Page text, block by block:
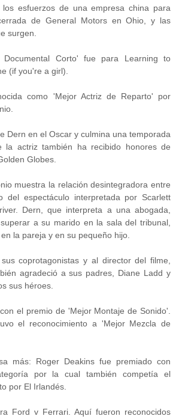
esfuerzos de una empresa china para
de General Motors en Ohio, y las
surgen.
Corto' fue para Learning to
(if you're a girl).
como 'Mejor Actriz de Reparto' por
Dern en el Oscar y culmina una temporada
actriz también ha recibido honores de
Globes.
muestra la relación desintegradora entre
del espectáculo interpretada por Scarlett
Dern, que interpreta a una abogada,
a su marido en la sala del tribunal,
la pareja y en su pequeño hijo.
coprotagonistas y al director del filme,
agradeció a sus padres, Diane Ladd y
sus héroes.
el premio de 'Mejor Montaje de Sonido'.
el reconocimiento a 'Mejor Mezcla de
más: Roger Deakins fue premiado con
por la cual también competía el
por El Irlandés.
Ford v Ferrari. Aquí fueron reconocidos